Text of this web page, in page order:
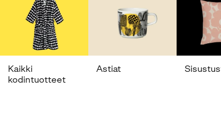
Kaikki
kodintuotteet
Astiat